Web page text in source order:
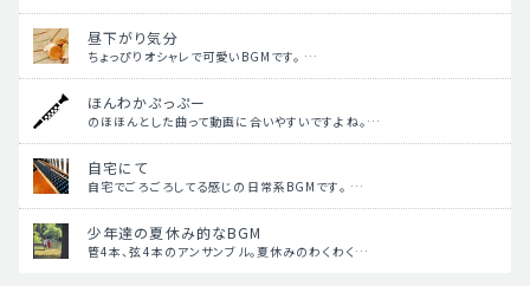
昼下がり気分
ちょっぴりオシャレで可愛いBGMです。 …
ほんわかぷっぷー
のほほんとした曲って動画に合いやすいですよね。…
自宅にて
自宅でごろごろしてる感じの日常系BGMです。 …
少年達の夏休み的なBGM
管4本、弦4本のアンサンブル。夏休みのわくわく…